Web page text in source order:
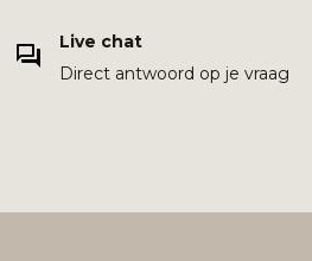
Live chat
Direct antwoord op je vraag